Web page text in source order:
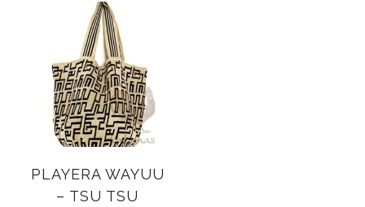
PLAYERA WAYUU
– TSU TSU